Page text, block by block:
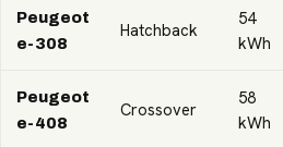
Peugeot
e-308
Hatchback
54
kWh
Peugeot
e-408
Crossover
58
kWh